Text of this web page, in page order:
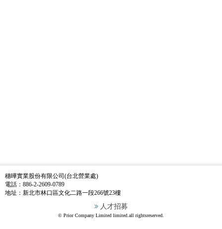
穗曄實業股份有限公司(台北營業處)
電話： 886-2-2609-0789
地址： 新北市林口區文化二路一段266號23樓
人才招募
© Prior Company Limited limited.all rightsreserved.